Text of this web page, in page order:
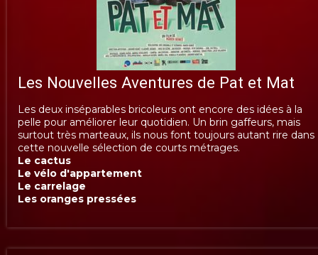
Les Nouvelles Aventures de Pat et Mat
Les deux inséparables bricoleurs ont encore des idées à la
pelle pour améliorer leur quotidien. Un brin gaffeurs, mais
surtout très marteaux, ils nous font toujours autant rire dans
cette nouvelle sélection de courts métrages.
Le cactus
Le vélo d'appartement
Le carrelage
Les oranges pressées